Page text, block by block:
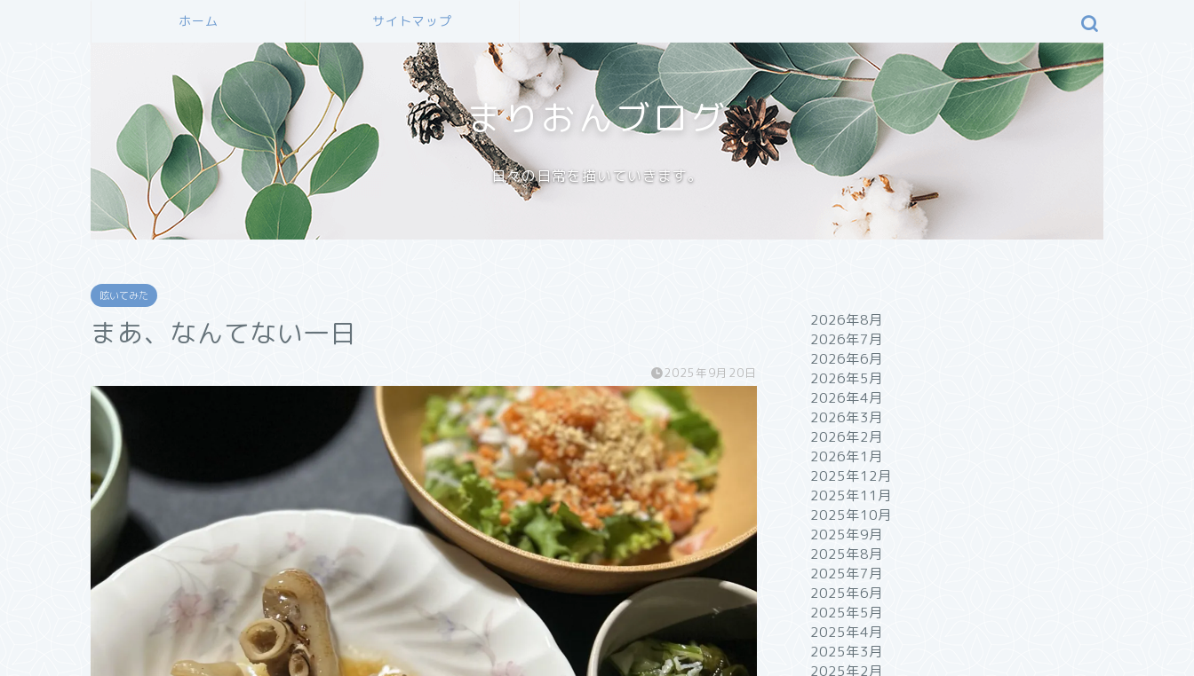
ホーム サイトマップ
まりおんブログ
日々の日常を描いていきます。
呟いてみた
まあ、なんてない一日
2025年9月20日
2026年8月
2026年7月
2026年6月
2026年5月
2026年4月
2026年3月
2026年2月
2026年1月
2025年12月
2025年11月
2025年10月
2025年9月
2025年8月
2025年7月
2025年6月
2025年5月
2025年4月
2025年3月
2025年2月